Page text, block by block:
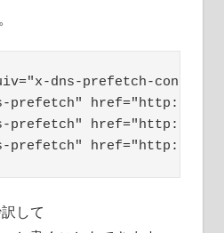
dns-prefetch-control"
href="http://
href="http://
して